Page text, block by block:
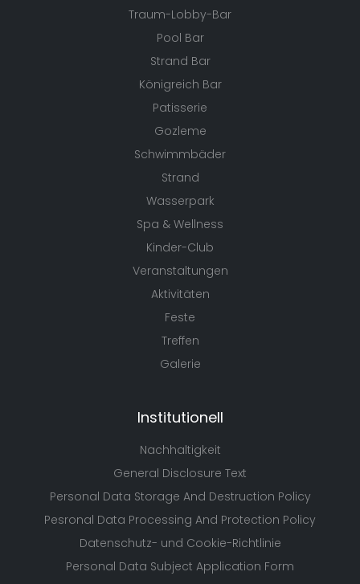
Traum-Lobby-Bar
Pool Bar
Strand Bar
Königreich Bar
Patisserie
Gozleme
Schwimmbäder
Strand
Wasserpark
Spa & Wellness
Kinder-Club
Veranstaltungen
Aktivitäten
Feste
Treffen
Galerie
Institutionell
Nachhaltigkeit
General Disclosure Text
Personal Data Storage And Destruction Policy
Pesronal Data Processing And Protection Policy
Datenschutz- und Cookie-Richtlinie
Personal Data Subject Application Form